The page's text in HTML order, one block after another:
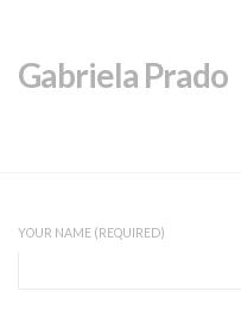
Gabriela Prado
YOUR NAME (REQUIRED)